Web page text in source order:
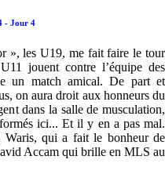
- Jour 4
», les U19, me fait faire le tour
jouent contre l’équipe des
un match amical. De part et
on aura droit aux honneurs du
dans la salle de musculation,
ici... Et il y en a pas mal.
qui a fait le bonheur de
Accam qui brille en MLS au